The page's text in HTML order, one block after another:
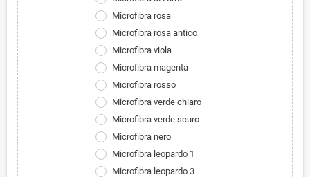
Microfibra rosa
Microfibra rosa antico
Microfibra viola
Microfibra magenta
Microfibra rosso
Microfibra verde chiaro
Microfibra verde scuro
Microfibra nero
Microfibra leopardo 1
Microfibra leopardo 3